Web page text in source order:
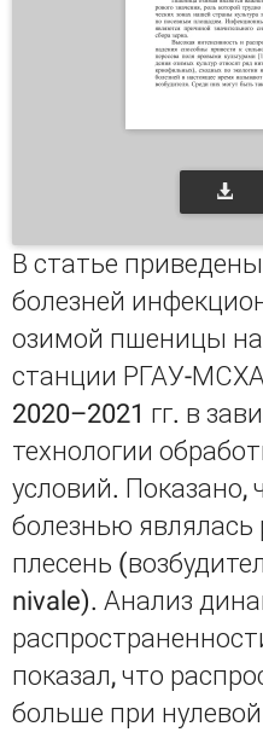
В статье
болезней
озимой пшеницы
станции РГАУ-МСХА
2020–2021 гг. в
технологии
условий. Показано,
болезнью являлась
плесень
nivale). Анализ
показал, что
больше при